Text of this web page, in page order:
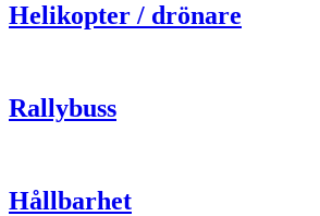
Helikopter / drönare
Rallybuss
Hållbarhet